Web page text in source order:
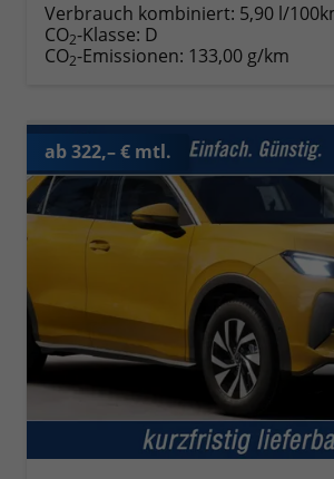
Verbrauch kombiniert: 5,90 l/
CO2-Klasse: D
CO2-Emissionen: 133,00 g/km
ab 322,– € mtl.